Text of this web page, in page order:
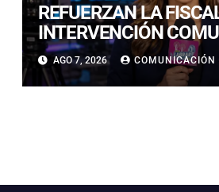
REFUERZAN LA
INTERVENCIÓN
CON OPERATIVO
CALDERA
AGO 7, 2026 COMUNICACIÓN